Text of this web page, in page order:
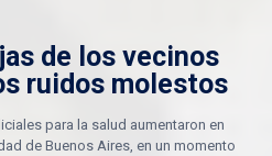
de los vecinos
ruidos molestos
para la salud aumentaron en
de Buenos Aires, en un momento